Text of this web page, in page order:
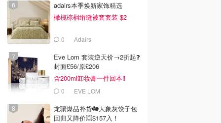
adairs本季焕新家饰精选
橄榄棕榈绗缝被套套装 $2
0 Adairs
Eve Lom 套装逆天价→2折起❓
封面£56/原£206
含200ml卸妆膏一件回本‼️
0 EVE LOM
龙骧爆品补货🐘大象灰饺子包
回归又降价💥$157入！